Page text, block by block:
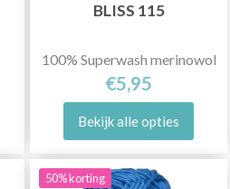
BLISS 115
100% Superwash merinowol
€5,95
Bekijk alle opties
50% korting